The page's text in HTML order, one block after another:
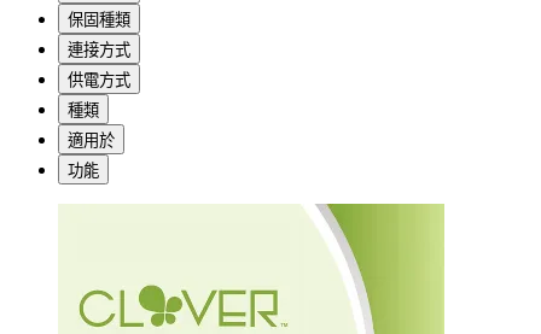
保固種類
連接方式
供電方式
種類
適用於
功能